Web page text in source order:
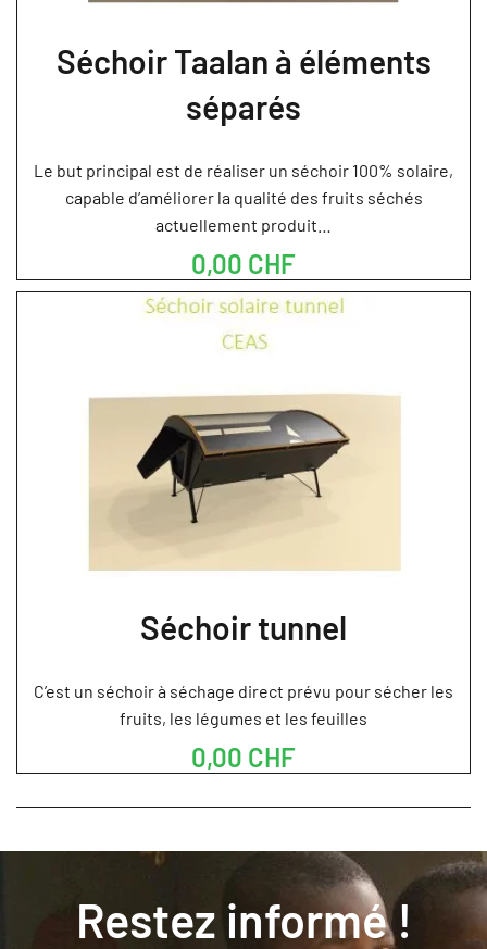
Séchoir Taalan à éléments
séparés
Le but principal est de réaliser un séchoir 100% solaire,
capable d’améliorer la qualité des fruits séchés
actuellement produit…
0,00 CHF
Séchoir tunnel
C’est un séchoir à séchage direct prévu pour sécher les
fruits, les légumes et les feuilles
0,00 CHF
Restez informé !